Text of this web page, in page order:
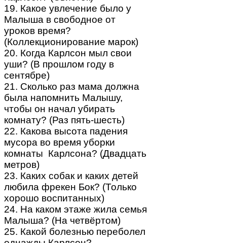
19. Какое увлечение было у
Малыша в свободное от
уроков время?
(Коллекционирование марок)
20. Когда Карлсон мыл свои
уши? (В прошлом году в
сентябре)
21. Сколько раз мама должна
была напомнить Малышу,
чтобы он начал убирать
комнату? (Раз пять-шесть)
22. Какова высота падения
мусора во время уборки
комнаты Карлсона? (Двадцать
метров)
23. Каких собак и каких детей
любила фрекен Бок? (Только
хорошо воспитанных)
24. На каком этаже жила семья
Малыша? (На четвёртом)
25. Какой болезнью переболел